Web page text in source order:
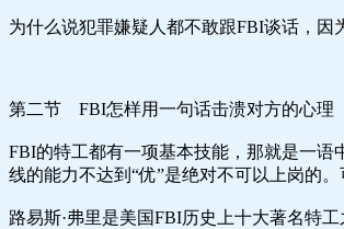
为什么说犯罪嫌疑人都不敢跟FBI谈话，因
第二节 FBI怎样用一句话击溃对方的心理
FBI的特工都有一项基本技能，那就是一
线的能力不达到“优”是绝对不可以上岗的
路易斯·弗里是美国FBI历史上十大著名特